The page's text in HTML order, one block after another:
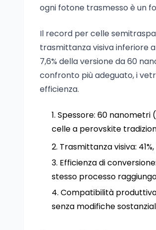
ogni fotone trasmesso è un
Il record per celle
trasmittanza visiva inferiore
7,6% della versione da 60
confronto più adeguato, i
efficienza.
Spessore: 60 nanometri
celle a perovskite
Trasmittanza visiva:
Efficienza di
stesso processo
Compatibilità
senza modifiche